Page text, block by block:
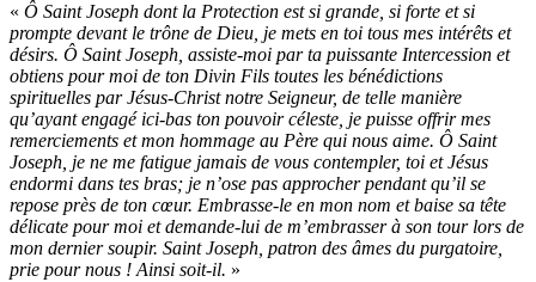
« Ô Saint Joseph dont la Protection est si grande, si forte et si
prompte devant le trône de Dieu, je mets en toi tous mes intérêts et
désirs. Ô Saint Joseph, assiste-moi par ta puissante Intercession et
obtiens pour moi de ton Divin Fils toutes les bénédictions
spirituelles par Jésus-Christ notre Seigneur, de telle manière
qu’ayant engagé ici-bas ton pouvoir céleste, je puisse offrir mes
remerciements et mon hommage au Père qui nous aime. Ô Saint
Joseph, je ne me fatigue jamais de vous contempler, toi et Jésus
endormi dans tes bras; je n’ose pas approcher pendant qu’il se
repose près de ton cœur. Embrasse-le en mon nom et baise sa tête
délicate pour moi et demande-lui de m’embrasser à son tour lors de
mon dernier soupir. Saint Joseph, patron des âmes du purgatoire,
prie pour nous ! Ainsi soit-il. »